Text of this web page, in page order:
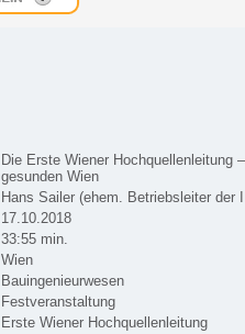
Die Erste Wiener Hochquellenleitung
gesunden Wien
Hans Sailer (ehem. Betriebsleiter der
17.10.2018
33:55 min.
Wien
Bauingenieurwesen
Festveranstaltung
Erste Wiener Hochquellenleitung